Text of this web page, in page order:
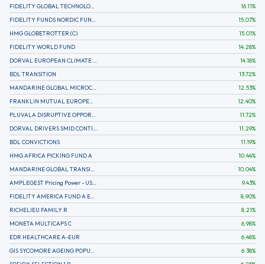
FIDELITY GLOBAL TECHNOLOGY FUND A EUR
16.11%
FIDELITY FUNDS NORDIC FUND A
15.07%
HMG GLOBETROTTER (C)
15.01%
FIDELITY WORLD FUND
14.28%
DORVAL EUROPEAN CLIMATE INITIATIVE R (C)
14.18%
BDL TRANSITION
13.72%
MANDARINE GLOBAL MICROCAP
12.53%
FRANKLIN MUTUAL EUROPEAN FUND A EUR (C)
12.40%
PLUVALA DISRUPTIVE OPPORTUNITIES
11.72%
DORVAL DRIVERS SMID CONTINENTAL EUROPE
11.29%
BDL CONVICTIONS
11.19%
HMG AFRICA PICKING FUND A
10.44%
MANDARINE GLOBAL TRANSITION R
10.04%
AMPLEGEST Pricing Power - US - AC
9.43%
FIDELITY AMERICA FUND A EUR (C)
8.90%
RICHELIEU FAMILY R
8.21%
MONETA MULTICAPS C
6.98%
EDR HEALTHCARE A-EUR
6.48%
GIS SYCOMORE AGEING POPULATION
6.38%